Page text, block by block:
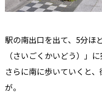
駅の南出口を出て、5分ほ
（さいごくかいどう）」
さらに南に歩いていくと
が。